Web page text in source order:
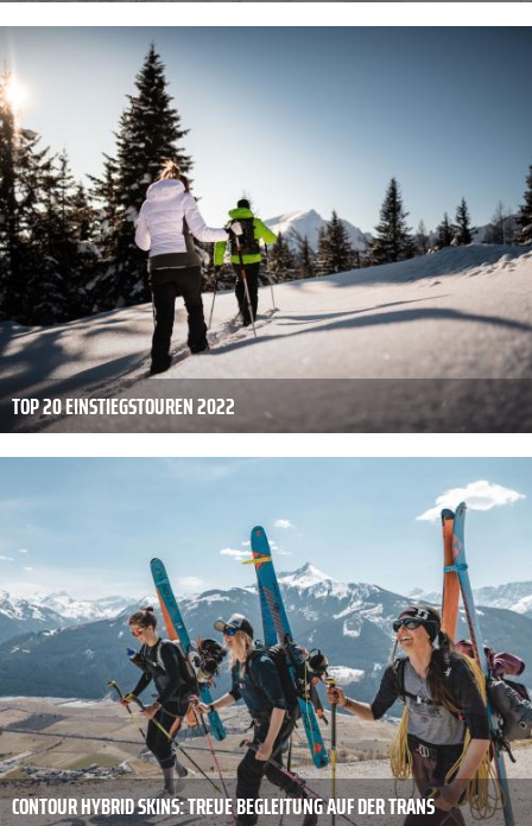
TOP 20 EINSTIEGSTOUREN 2022
CONTOUR HYBRID SKINS: TREUE BEGLEITUNG AUF DER TRANS